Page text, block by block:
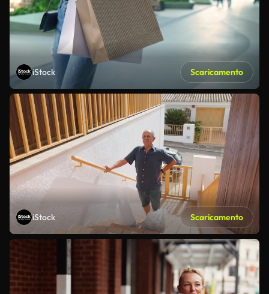
iStock Scaricamento
iStock Scaricamento